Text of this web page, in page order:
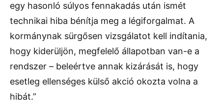
egy hasonló súlyos fennakadás után ismét
technikai hiba bénítja meg a légiforgalmat. A
kormánynak sürgősen vizsgálatot kell indítania,
hogy kiderüljön, megfelelő állapotban van-e a
rendszer – beleértve annak kizárását is, hogy
esetleg ellenséges külső akció okozta volna a
hibát.”